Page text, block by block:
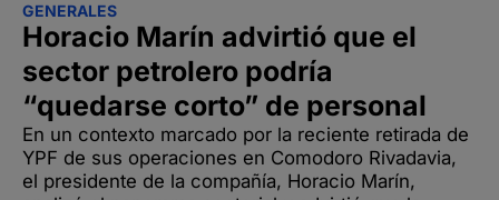
GENERALES
Horacio Marín advirtió que el
sector petrolero podría
“quedarse corto” de personal
En un contexto marcado por la reciente retirada de
YPF de sus operaciones en Comodoro Rivadavia,
el presidente de la compañía, Horacio Marín,